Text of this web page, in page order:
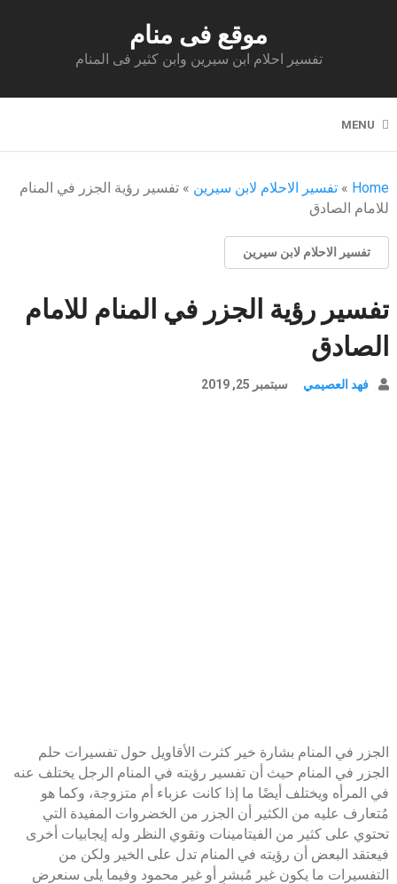
موقع فى منام
تفسير احلام ابن سيرين وابن كثير فى المنام
MENU
Home
» تفسير الاحلام لابن سيرين » تفسير رؤية الجزر في المنام
للامام الصادق
تفسير الاحلام لابن سيرين
تفسير رؤية الجزر في المنام للامام
الصادق
فهد العصيمي سبتمبر 25, 2019
الجزر في المنام بشارة خير كثرت الأقاويل حول تفسيرات حلم
الجزر في المنام حيث أن تفسير رؤيته في المنام الرجل يختلف عنه
في المرأه ويختلف أيضًا ما إذا كانت عزباء أم متزوجة، وكما هو
مُتعارف عليه من الكثير أن الجزر من الخضروات المفيدة التي
تحتوي على كثير من الفيتامينات وتقوي النظر وله إيجابيات أخرى
فيعتقد البعض أن رؤيته في المنام تدل على الخير ولكن من
التفسيرات ما يكون غير مُبشرٍ أو غير محمود وفيما يلى سنعرض